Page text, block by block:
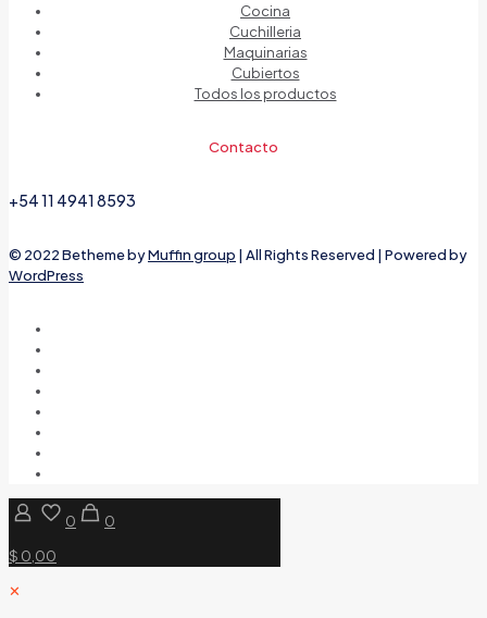
Cocina
Cuchilleria
Maquinarias
Cubiertos
Todos los productos
Contacto
+54 11 4941 8593
© 2022 Betheme byMuffin group | All Rights Reserved | Powered by
WordPress
0
0
$ 0,00
✕